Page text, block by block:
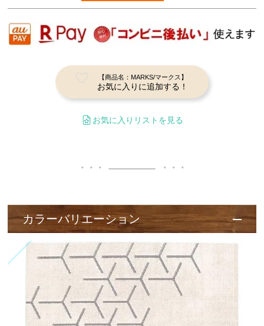
【商品名：MARKS/マークス】
お気に入りに追加する！
お気に入りリストを見る
カラーバリエーション